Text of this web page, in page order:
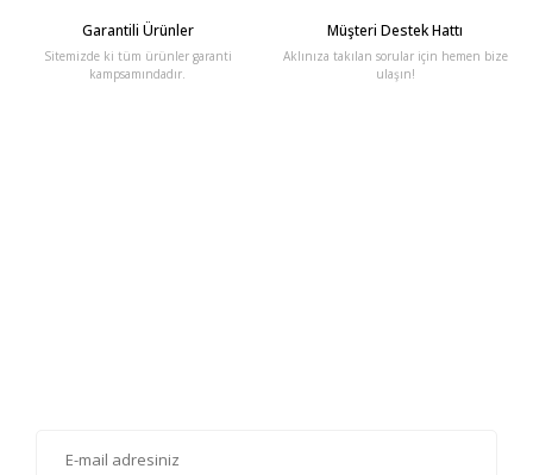
Garantili Ürünler
Sitemizde ki tüm ürünler garanti
kampsamındadır.
Müşteri Destek Hattı
Aklınıza takılan sorular için hemen bize
ulaşın!